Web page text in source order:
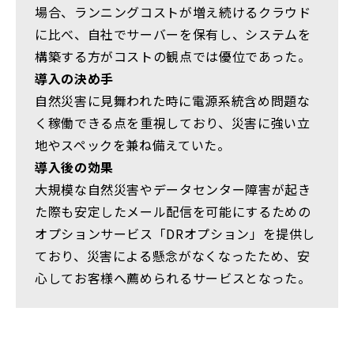
場合、ランニングコストが増え続けるクラウド
に比べ、自社でサーバーを保有し、システムを
構築する方がコストの観点では優位であった。
導入の決め手
自然災害に見舞われた時に電源系統含め問題な
く稼働できる点を重視しており、災害に強い立
地やスペックを兼ね備えていた。
導入後の効果
大規模な自然災害やデータセンター障害が起き
た際も安定したメール配信を可能にするための
オプションサービス「DRオプション」を提供し
ており、災害による懸念がなくなったため、安
心してお客様へ薦められるサービスとなった。